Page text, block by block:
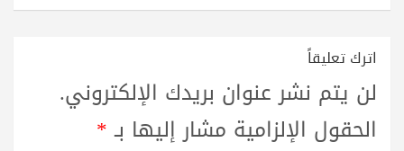
اترك تعليقاً
لن يتم نشر عنوان بريدك الإلكتروني.
الحقول الإلزامية مشار إليها بـ*